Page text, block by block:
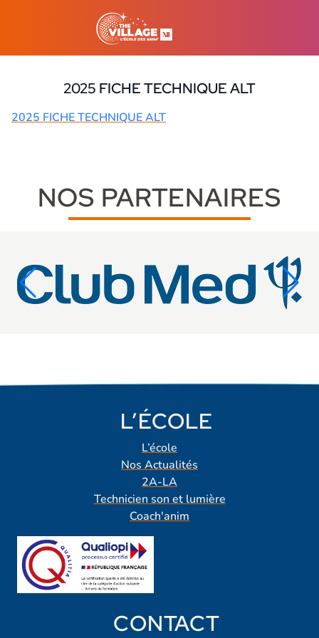
2025 FICHE TECHNIQUE ALT
2025 FICHE TECHNIQUE ALT
NOS PARTENAIRES
L’ÉCOLE
L’école
Nos Actualités
2A-LA
Technicien son et lumière
Coach'anim
CONTACT